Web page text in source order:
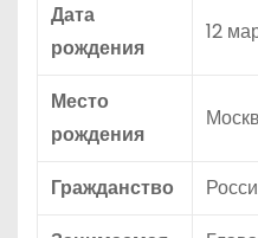
Дата
рождения
12
Место
рождения
Гражданство